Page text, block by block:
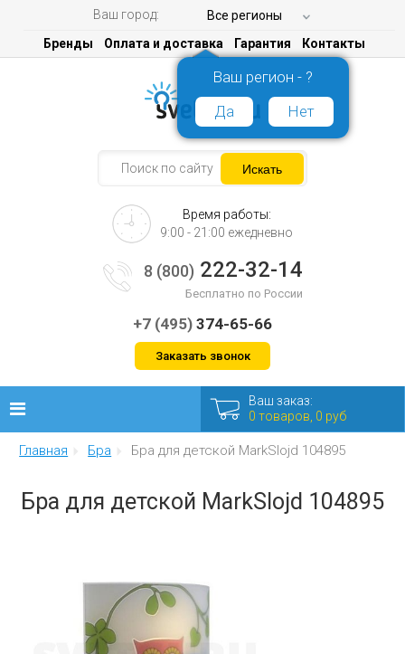
Ваш город: Все регионы
Ваш регион - ?
Да
Нет
Бренды Оплата и доставка Гарантия Контакты
Время работы:
9:00 - 21:00 ежедневно
8 (800) 222-32-14
Бесплатно по России
+7 (495) 374-65-66
Заказать звонок
Люстры
Бра
Уличные
Распродажа
Ваш заказ:
0 товаров, 0 руб
Главная Бра Бра для детской MarkSlojd 104895
Бра для детской MarkSlojd 104895